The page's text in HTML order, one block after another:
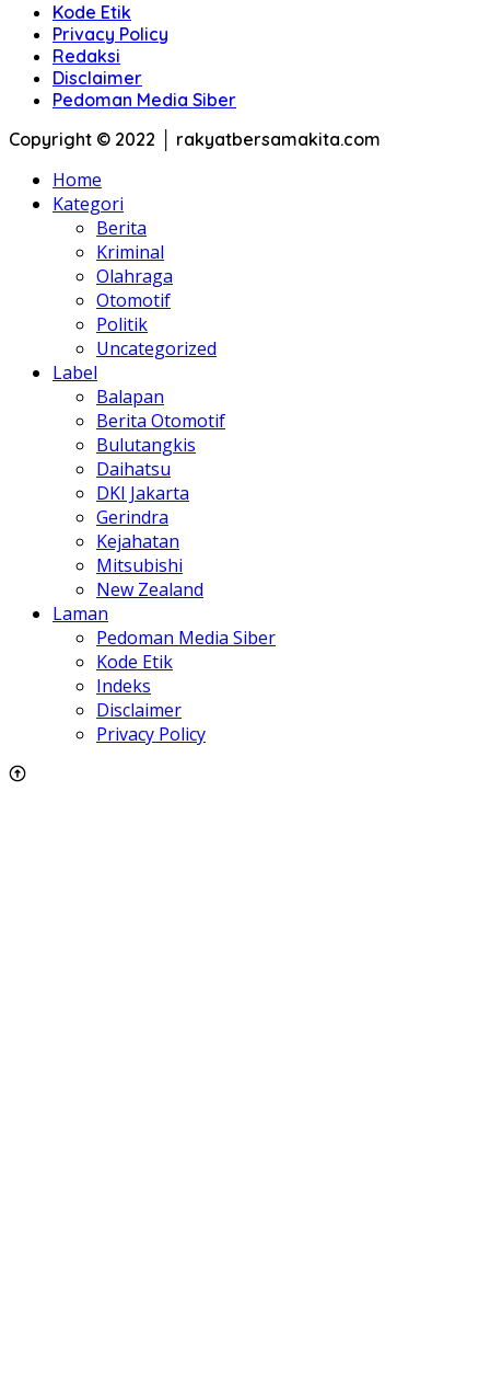
Kode Etik
Privacy Policy
Redaksi
Disclaimer
Pedoman Media Siber
Copyright © 2022 │ rakyatbersamakita.com
Home
Kategori
Berita
Kriminal
Olahraga
Otomotif
Politik
Uncategorized
Label
Balapan
Berita Otomotif
Bulutangkis
Daihatsu
DKI Jakarta
Gerindra
Kejahatan
Mitsubishi
New Zealand
Laman
Pedoman Media Siber
Kode Etik
Indeks
Disclaimer
Privacy Policy